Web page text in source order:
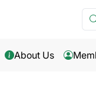
About Us